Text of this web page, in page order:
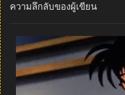
ความลึกลับของผู้เขียน